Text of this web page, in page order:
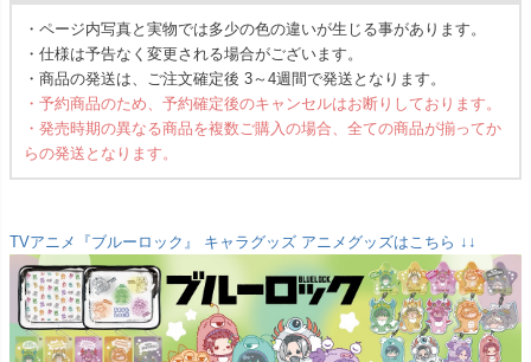
・ページ内写真と実物では多少の色の違いが生じる事があります。
・仕様は予告なく変更される場合がございます。
・商品の発送は、ご注文確定後 3～4週間で発送となります。
・予約商品のため、予約確定後のキャンセルはお断りしております。
・発売時期の異なる商品を複数ご購入の場合、全ての商品が揃ってか
らの発送となります。
TVアニメ『ブルーロック』 キャラグッズ アニメグッズはこちら ↓↓